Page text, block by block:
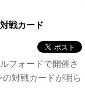
戦カード
フォードで開催さ
対戦カードが明ら